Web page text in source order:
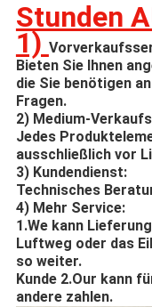
Stunden
1)
Bieten Sie Ihnen
die Sie benötigen
Fragen.
2) Medium-
Jedes
ausschließlich vor
3) Kundendienst:
Technisches
4) Mehr Service:
1.We kann
Luftweg oder das
so weiter.
Kunde 2.Our kann
andere zahlen.